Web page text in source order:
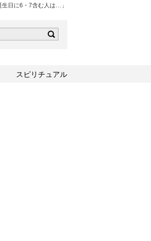
日に6・7含む人は…」
スピリチュアル